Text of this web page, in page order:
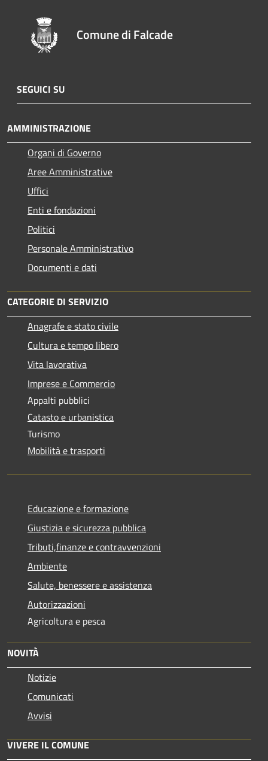
Comune di Falcade
SEGUICI SU
AMMINISTRAZIONE
Organi di Governo
Aree Amministrative
Uffici
Enti e fondazioni
Politici
Personale Amministrativo
Documenti e dati
CATEGORIE DI SERVIZIO
Anagrafe e stato civile
Cultura e tempo libero
Vita lavorativa
Imprese e Commercio
Appalti pubblici
Catasto e urbanistica
Turismo
Mobilità e trasporti
Educazione e formazione
Giustizia e sicurezza pubblica
Tributi,finanze e contravvenzioni
Ambiente
Salute, benessere e assistenza
Autorizzazioni
Agricoltura e pesca
NOVITÀ
Notizie
Comunicati
Avvisi
VIVERE IL COMUNE